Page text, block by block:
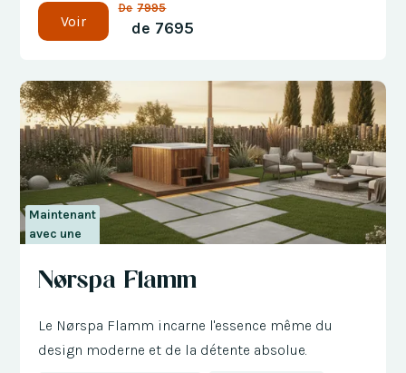
Voir
De 7995
de 7695
Maintenant
avec une
de 300 €
Nørspa Flamm
Le Nørspa Flamm incarne l'essence même du
design moderne et de la détente absolue.